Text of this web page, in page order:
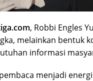
, Robbi Engles
melainkan bentuk
informasi
menjadi